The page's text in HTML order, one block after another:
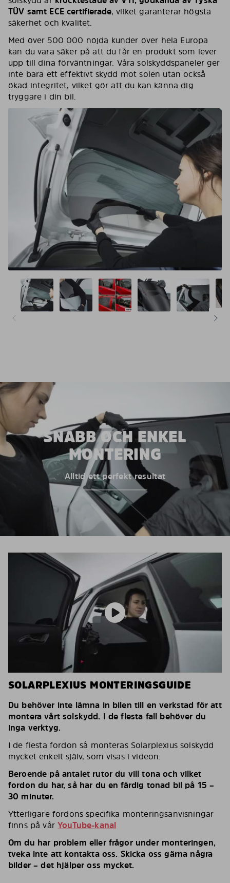
TÜV samt ECE certifierade, vilket garanterar högsta
säkerhet och kvalitet.
Med över 500 000 nöjda kunder över hela Europa
kan du vara säker på att du får en produkt som lever
upp till dina förväntningar. Våra solskyddspaneler ger
inte bara ett effektivt skydd mot solen utan också
ökad integritet, vilket gör att du kan känna dig
tryggare i din bil.
SNABB OCH ENKEL
MONTERING
Alltid ett perfekt resultat
SOLARPLEXIUS MONTERINGSGUIDE
Du behöver inte lämna in bilen till en verkstad för att
montera vårt solskydd. I de flesta fall behöver du
inga verktyg.
I de flesta fordon så monteras Solarplexius solskydd
mycket enkelt själv, som visas i videon.
Beroende på antalet rutor du vill tona och vilket
fordon du har, så har du en färdig tonad bil på 15 –
30 minuter.
Ytterligare fordons specifika monteringsanvisningar
finns på vårYouTube-kanal
Om du har problem eller frågor under monteringen,
tveka inte att kontakta oss. Skicka oss gärna några
bilder – det hjälper oss mycket.